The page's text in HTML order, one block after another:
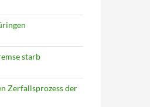
starb
Zerfallsprozess der